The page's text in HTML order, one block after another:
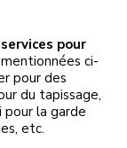
pour
s ci-
pour des
du tapissage,
pour la garde
etc.